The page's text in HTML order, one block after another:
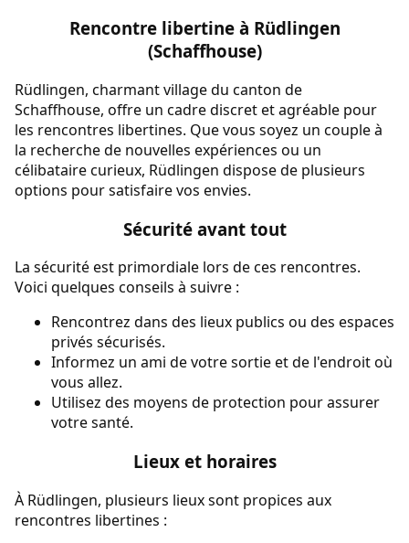
Rencontre libertine à Rüdlingen
(Schaffhouse)
Rüdlingen, charmant village du canton de
Schaffhouse, offre un cadre discret et agréable pour
les rencontres libertines. Que vous soyez un couple à
la recherche de nouvelles expériences ou un
célibataire curieux, Rüdlingen dispose de plusieurs
options pour satisfaire vos envies.
Sécurité avant tout
La sécurité est primordiale lors de ces rencontres.
Voici quelques conseils à suivre :
Rencontrez dans des lieux publics ou des espaces
privés sécurisés.
Informez un ami de votre sortie et de l'endroit où
vous allez.
Utilisez des moyens de protection pour assurer
votre santé.
Lieux et horaires
À Rüdlingen, plusieurs lieux sont propices aux
rencontres libertines :